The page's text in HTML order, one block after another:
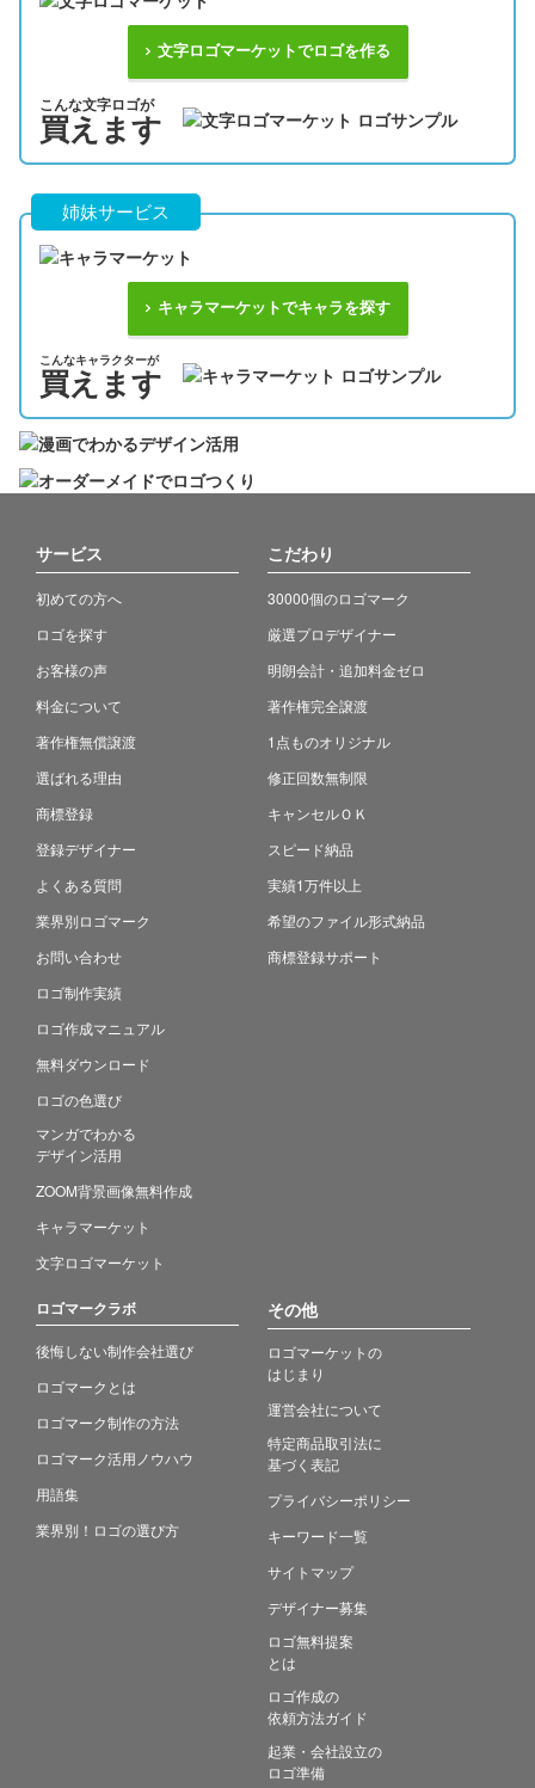
文字ロゴマーケットでロゴを作る
こんな文字ロゴが
買えます
姉妹サービス
キャラマーケットでキャラを探す
こんなキャラクターが
買えます
サービス
初めての方へ
ロゴを探す
お客様の声
料金について
著作権無償譲渡
選ばれる理由
商標登録
登録デザイナー
よくある質問
業界別ロゴマーク
お問い合わせ
ロゴ制作実績
ロゴ作成マニュアル
無料ダウンロード
ロゴの色選び
マンガでわかる
デザイン活用
ZOOM背景画像無料作成
キャラマーケット
文字ロゴマーケット
こだわり
30000個のロゴマーク
厳選プロデザイナー
明朗会計・追加料金ゼロ
著作権完全譲渡
1点ものオリジナル
修正回数無制限
キャンセルＯＫ
スピード納品
実績1万件以上
希望のファイル形式納品
商標登録サポート
ロゴマークラボ
後悔しない制作会社選び
ロゴマークとは
ロゴマーク制作の方法
ロゴマーク活用ノウハウ
用語集
業界別！ロゴの選び方
その他
ロゴマーケットの
はじまり
運営会社について
特定商品取引法に
基づく表記
プライバシーポリシー
キーワード一覧
サイトマップ
デザイナー募集
ロゴ無料提案
とは
ロゴ作成の
依頼方法ガイド
起業・会社設立の
ロゴ準備